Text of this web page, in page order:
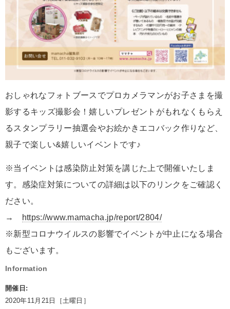
おしゃれなフォトブースでプロカメラマンがお子さまを撮
影するキッズ撮影会！嬉しいプレゼントがもれなくもらえ
るスタンプラリー抽選会やお絵かきエコバック作りなど、
親子で楽しい&嬉しいイベントです♪
※当イベントは感染防止対策を講じた上で開催いたしま
す。感染症対策についての詳細は以下のリンクをご確認く
ださい。
→
https://www.mamacha.jp/report/2804/
※新型コロナウイルスの影響でイベントが中止になる場合
もございます。
Information
開催日:
2020年11月21日［土曜日］